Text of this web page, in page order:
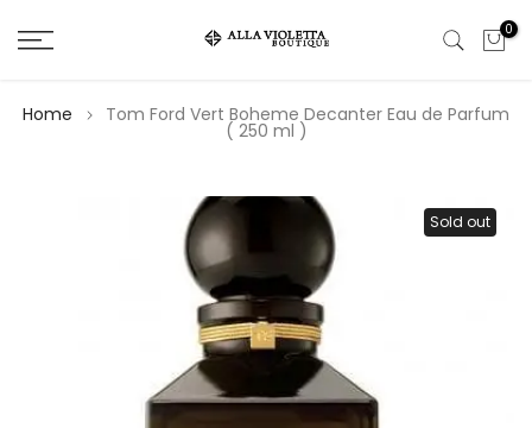
il
0
Home Tom Ford Vert Boheme Decanter Eau de Parfum
( 250 ml )
Sold out